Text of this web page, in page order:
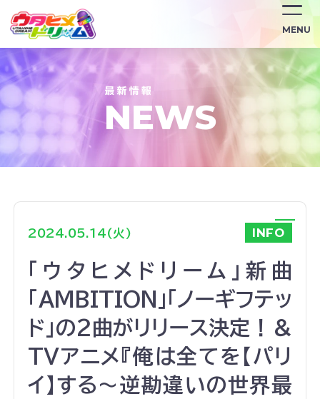
MENU
NEWS
2024.05.14(火) INFO
「ウタヒメドリーム」新曲
「AMBITION」「ノーギフテッ
ド」の2曲がリリース決定！＆
TVアニメ『俺は全てを【パリ
イ】する〜逆勘違いの世界最